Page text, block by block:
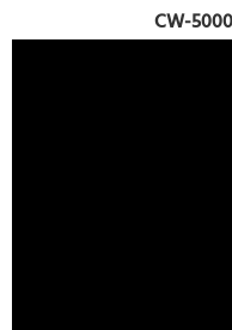
CW-